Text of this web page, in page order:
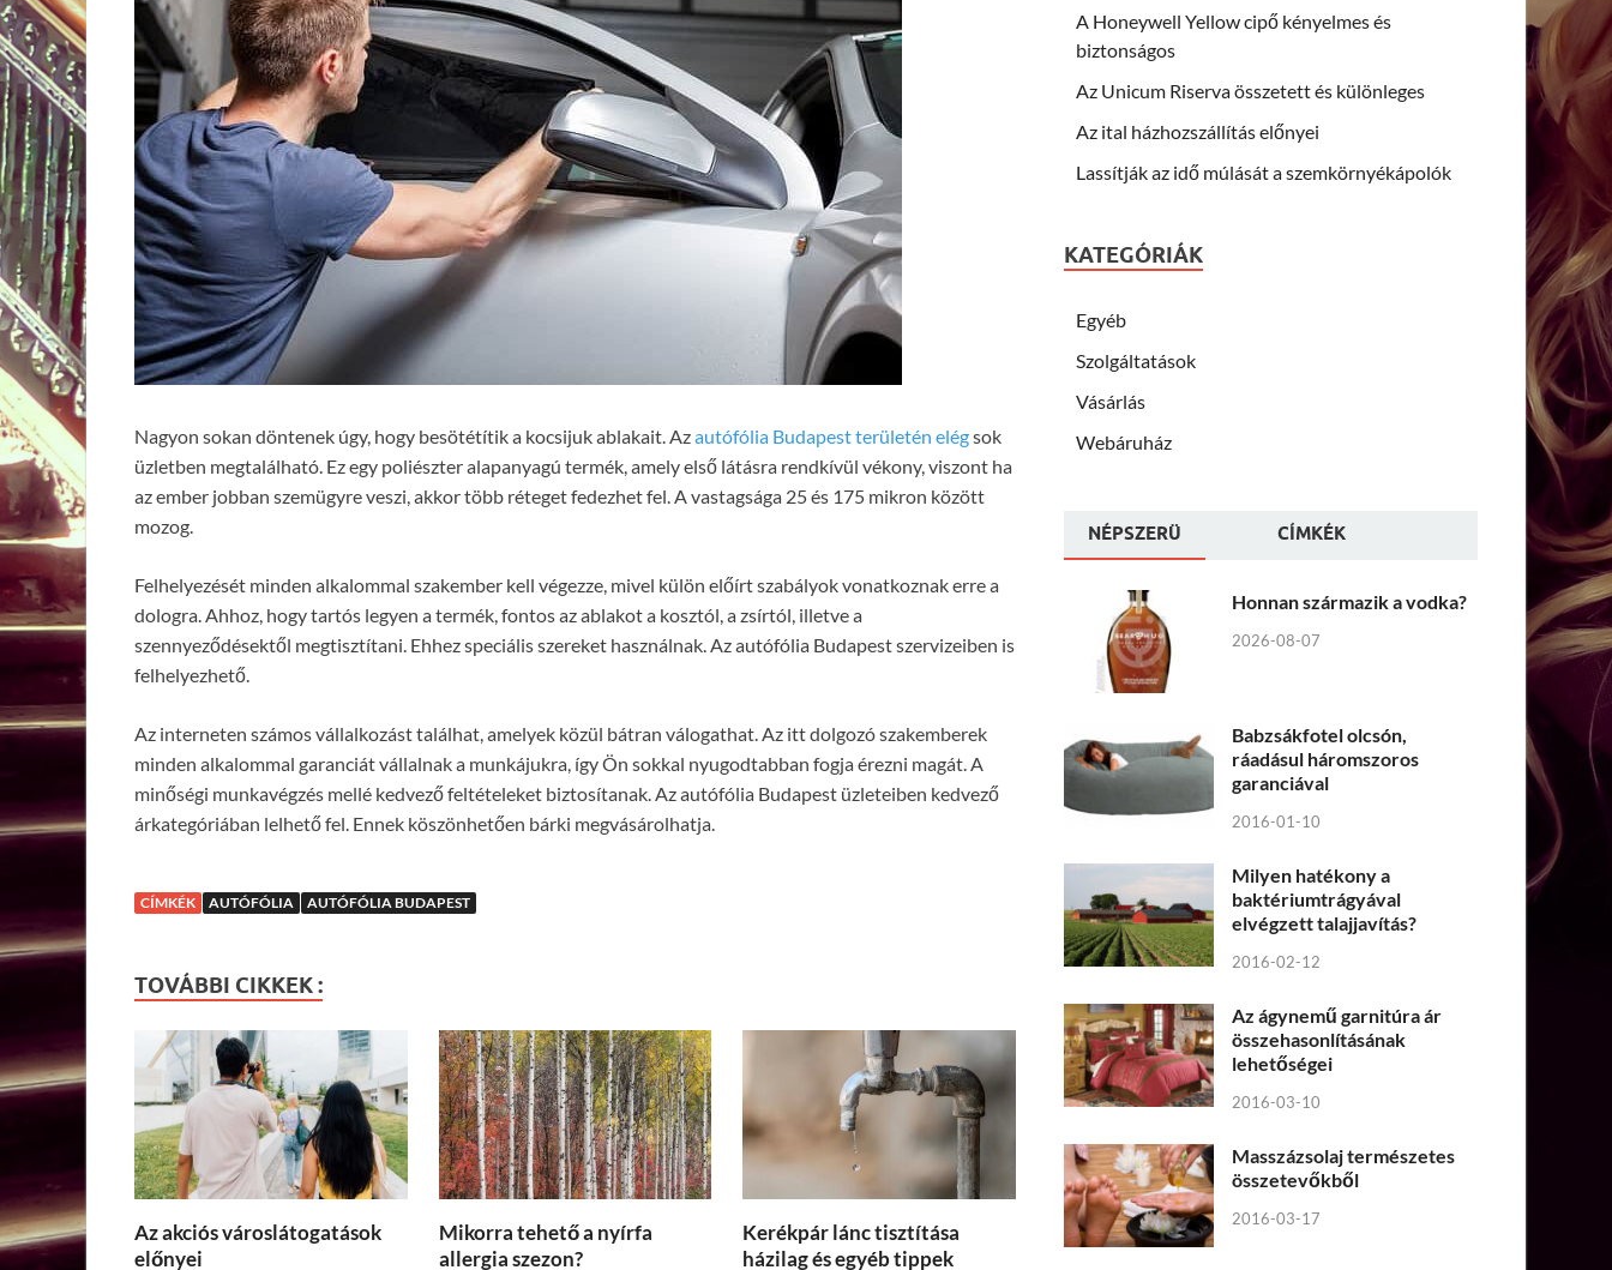
Nagyon sokan döntenek úgy, hogy besötétítik a kocsijuk ablakait. Azautófólia Budapest területén elégsok
üzletben megtalálható. Ez egy poliészter alapanyagú termék, amely első látásra rendkívül vékony, viszont ha
az ember jobban szemügyre veszi, akkor több réteget fedezhet fel. A vastagsága 25 és 175 mikron között
mozog.
Felhelyezését minden alkalommal szakember kell végezze, mivel külön előírt szabályok vonatkoznak erre a
dologra. Ahhoz, hogy tartós legyen a termék, fontos az ablakot a kosztól, a zsírtól, illetve a
szennyeződésektől megtisztítani. Ehhez speciális szereket használnak. Az autófólia Budapest szervizeiben is
felhelyezhető.
Az interneten számos vállalkozást találhat, amelyek közül bátran válogathat. Az itt dolgozó szakemberek
minden alkalommal garanciát vállalnak a munkájukra, így Ön sokkal nyugodtabban fogja érezni magát. A
minőségi munkavégzés mellé kedvező feltételeket biztosítanak. Az autófólia Budapest üzleteiben kedvező
árkategóriában lelhető fel. Ennek köszönhetően bárki megvásárolhatja.
CÍMKÉK AUTÓFÓLIA AUTÓFÓLIA BUDAPEST
TOVÁBBI CIKKEK :
Az akciós városlátogatások
előnyei
Mikorra tehető a nyírfa
allergia szezon?
Kerékpár lánc tisztítása
házilag és egyéb tippek
A Honeywell Yellow cipő kényelmes és
biztonságos
Az Unicum Riserva összetett és különleges
Az ital házhozszállítás előnyei
Lassítják az idő múlását a szemkörnyékápolók
KATEGÓRIÁK
Egyéb
Szolgáltatások
Vásárlás
Webáruház
NÉPSZERÜ CÍMKÉK
Honnan származik a vodka?
2026-08-07
Babzsákfotel olcsón,
ráadásul háromszoros
garanciával
2016-01-10
Milyen hatékony a
baktériumtrágyával
elvégzett talajjavítás?
2016-02-12
Az ágynemű garnitúra ár
összehasonlításának
lehetőségei
2016-03-10
Masszázsolaj természetes
összetevőkből
2016-03-17